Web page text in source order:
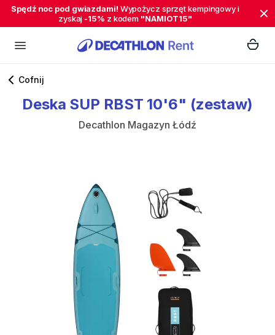
Spędź noc pod gwiazdami! Wypożycz sprzęt kempingowy i
zyskaj -15% z kodem "NAMIOT15"
Cofnij
Deska SUP RBST 10'6" (zestaw)
Decathlon Magazyn Łódź